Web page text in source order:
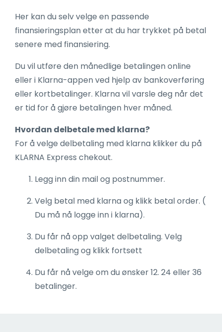
Her kan du selv velge en passende
finansieringsplan etter at du har trykket på betal
senere med finansiering.
Du vil utføre den månedlige betalingen online
eller i Klarna-appen ved hjelp av bankoverføring
eller kortbetalinger. Klarna vil varsle deg når det
er tid for å gjøre betalingen hver måned.
Hvordan delbetale med klarna?
For å velge delbetaling med klarna klikker du på
KLARNA Express chekout.
Legg inn din mail og postnummer.
Velg betal med klarna og klikk betal order. (
Du må nå logge inn i klarna).
Du får nå opp valget delbetaling. Velg
delbetaling og klikk fortsett
Du får nå velge om du ønsker 12. 24 eller 36
betalinger.